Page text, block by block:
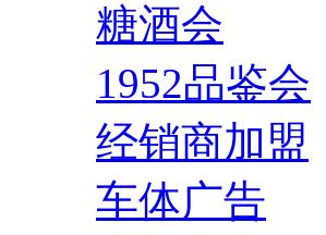
糖酒会
1952品鉴会
经销商加盟
车体广告